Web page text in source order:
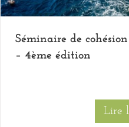
Séminaire de
– 4ème édition
Lire